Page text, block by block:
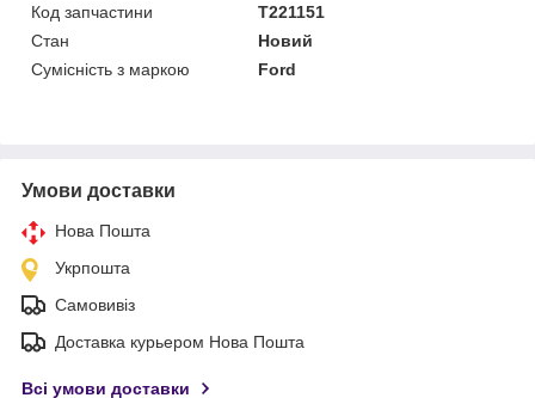
Код запчастини
T221151
Стан
Новий
Сумісність з маркою
Ford
Умови доставки
Нова Пошта
Укрпошта
Самовивіз
Доставка курьером Нова Пошта
Всі умови доставки